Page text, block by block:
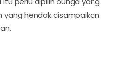
yang hendak disampaikan